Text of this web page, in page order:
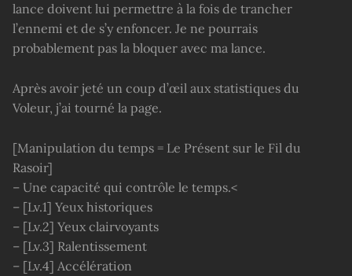
lance doivent lui permettre à la fois de trancher
l’ennemi et de s’y enfoncer. Je ne pourrais
probablement pas la bloquer avec ma lance.
Après avoir jeté un coup d’œil aux statistiques du
Voleur, j’ai tourné la page.
[Manipulation du temps = Le Présent sur le Fil du
Rasoir]
– Une capacité qui contrôle le temps.<
– [Lv.1] Yeux historiques
– [Lv.2] Yeux clairvoyants
– [Lv.3] Ralentissement
– [Lv.4] Accélération